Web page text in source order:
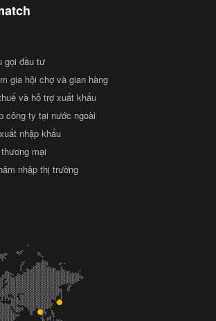
gọi đầu tư
gia hội chợ và gian hàng
và hỗ trợ xuất khẩu
công ty tại nước ngoài
nhập khẩu
mại
nhập thị trường